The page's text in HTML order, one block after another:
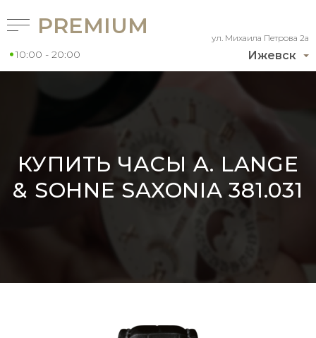
Ижевск
ул. Михаила Петрова 2а
PREMIUM
10:00 - 20:00
КУПИТЬ ЧАСЫ A. LANGE
& SOHNE SAXONIA 381.031